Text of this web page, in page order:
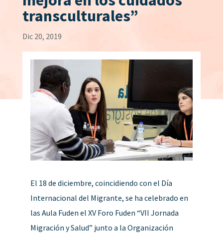
transculturales”
Dic 20, 2019
El 18 de diciembre, coincidiendo con el Día
Internacional del Migrante, se ha celebrado en
las Aula Fuden el XV Foro Fuden “VII Jornada
Migración y Salud” junto a la Organización